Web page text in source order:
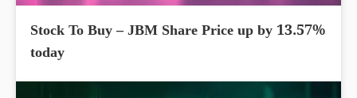
Stock To Buy – JBM Share Price up by 13.57%
today